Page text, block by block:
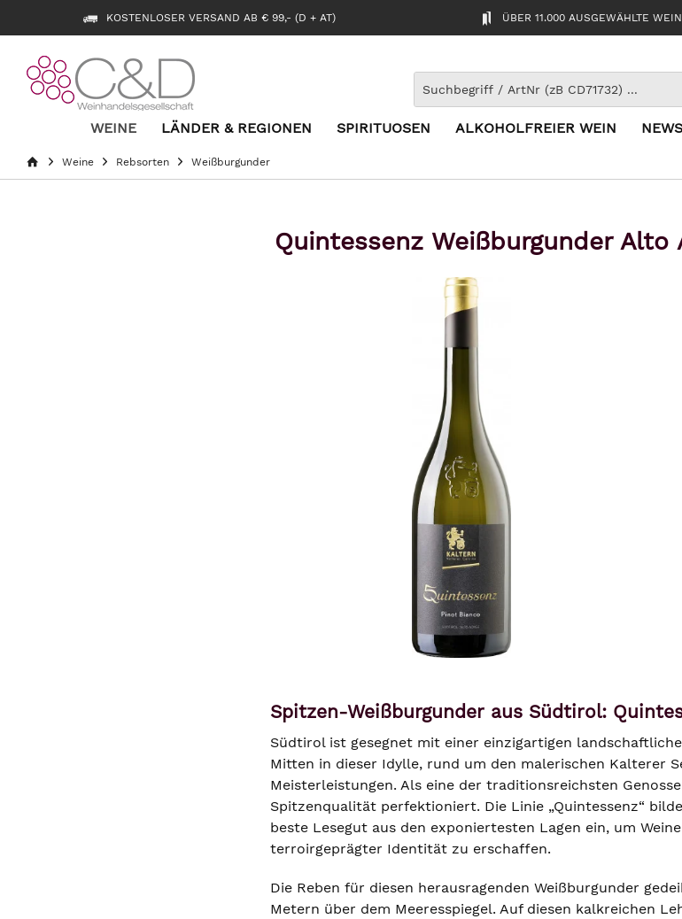
KOSTENLOSER VERSAND AB € 99,- (D + AT) ÜBER 11.000 AUSGEWÄHLTE
WEINE LÄNDER & REGIONEN SPIRITUOSEN ALKOHOLFREIER WEIN NEWS
Weine Rebsorten Weißburgunder
Quintessenz Weißburgunder
Spitzen-Weißburgunder aus Südtirol:
Südtirol ist gesegnet mit einer einzigartigen
Mitten in dieser Idylle, rund um den malerischen Kalterer
Meisterleistungen. Als eine der traditionsreichsten
Spitzenqualität perfektioniert. Die Linie „Quintessenz“
beste Lesegut aus den exponiertesten Lagen ein, um
terroirgeprägter Identität zu erschaffen.
Die Reben für diesen herausragenden Weißburgunder
Metern über dem Meeresspiegel. Auf diesen kalkreichen